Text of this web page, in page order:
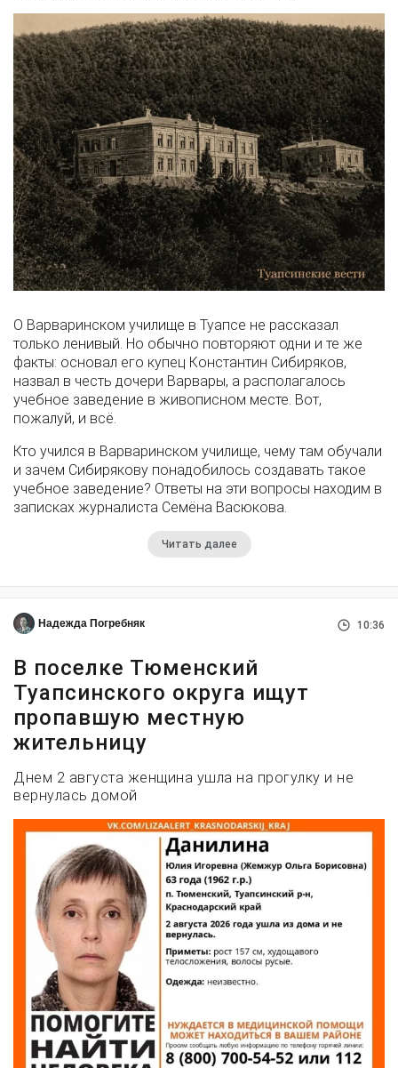
О Варваринском училище в Туапсе не рассказал
только ленивый. Но обычно повторяют одни и те же
факты: основал его купец Константин Сибиряков,
назвал в честь дочери Варвары, а располагалось
учебное заведение в живописном месте. Вот,
пожалуй, и всё.
Кто учился в Варваринском училище, чему там обучали
и зачем Сибирякову понадобилось создавать такое
учебное заведение? Ответы на эти вопросы находим в
записках журналиста Семёна Васюкова.
Читать далее
Надежда Погребняк 10:36
В поселке Тюменский
Туапсинского округа ищут
пропавшую местную
жительницу
Днем 2 августа женщина ушла на прогулку и не
вернулась домой